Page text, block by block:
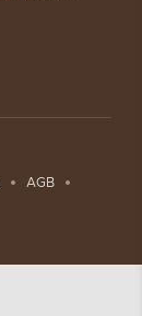
AGB